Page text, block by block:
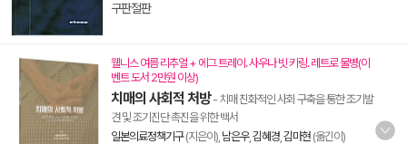
구판절판
웰니스 여름 리추얼 + 에그 트레이. 사우나 빗 키링. 레트로 물병(이
벤트 도서 2만원 이상)
치매의 사회적 처방- 치매 친화적인 사회 구축을 통한 조기발
견 및 조기진단 촉진을 위한 백서
일본의료정책기구(지은이), 남은우, 김혜경 김마현 (옮긴이)